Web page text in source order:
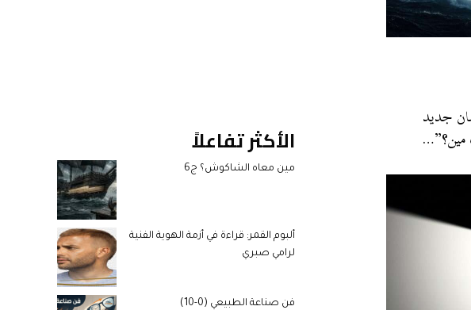
جديد
مين؟”… الأكثر تفاعلاً
مين معاه الشاكوش؟ ج6
ألبوم القمر: قراءة في أزمة الهوية الفنية
لرامي صبري
فن صناعة الطبيعي (0-10)